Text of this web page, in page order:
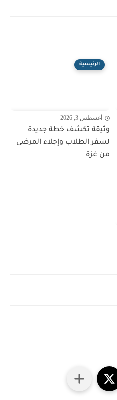
الرئيسية
أغسطس 3, 2026
وثيقة تكشف خطة جديدة
لسفر الطلاب وإجلاء المرضى
من غزة